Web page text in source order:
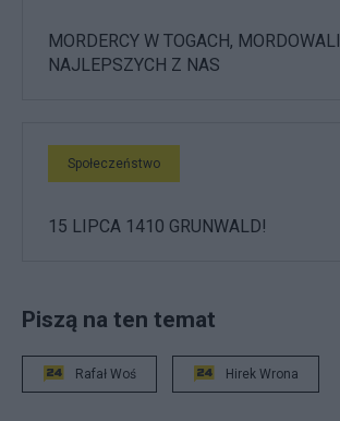
MORDERCY W TOGACH, MORDOWALI
NAJLEPSZYCH Z NAS
Społeczeństwo
15 LIPCA 1410 GRUNWALD!
Piszą na ten temat
Rafał Woś Hirek Wrona